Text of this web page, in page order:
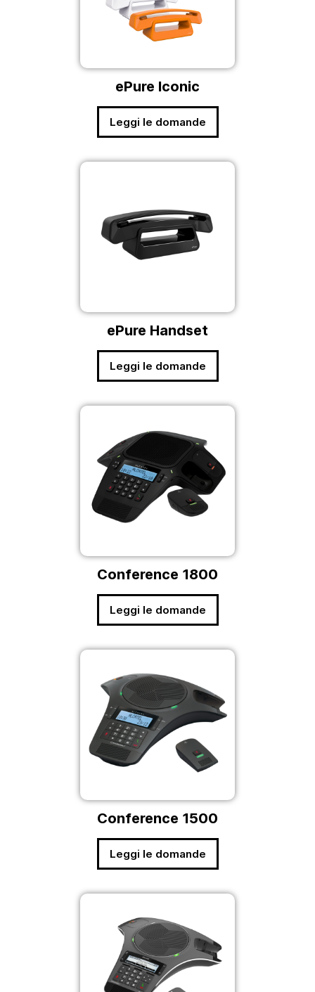
ePure Iconic
Leggi le domande
ePure Handset
Leggi le domande
Conference 1800
Leggi le domande
Conference 1500
Leggi le domande